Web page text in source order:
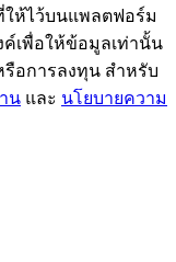
ให้ไว้บนแพลตฟอร์ม
ค์เพื่อให้ข้อมูลเท่านั้น
รือการลงทุน สำหรับ
น และ นโยบายความ